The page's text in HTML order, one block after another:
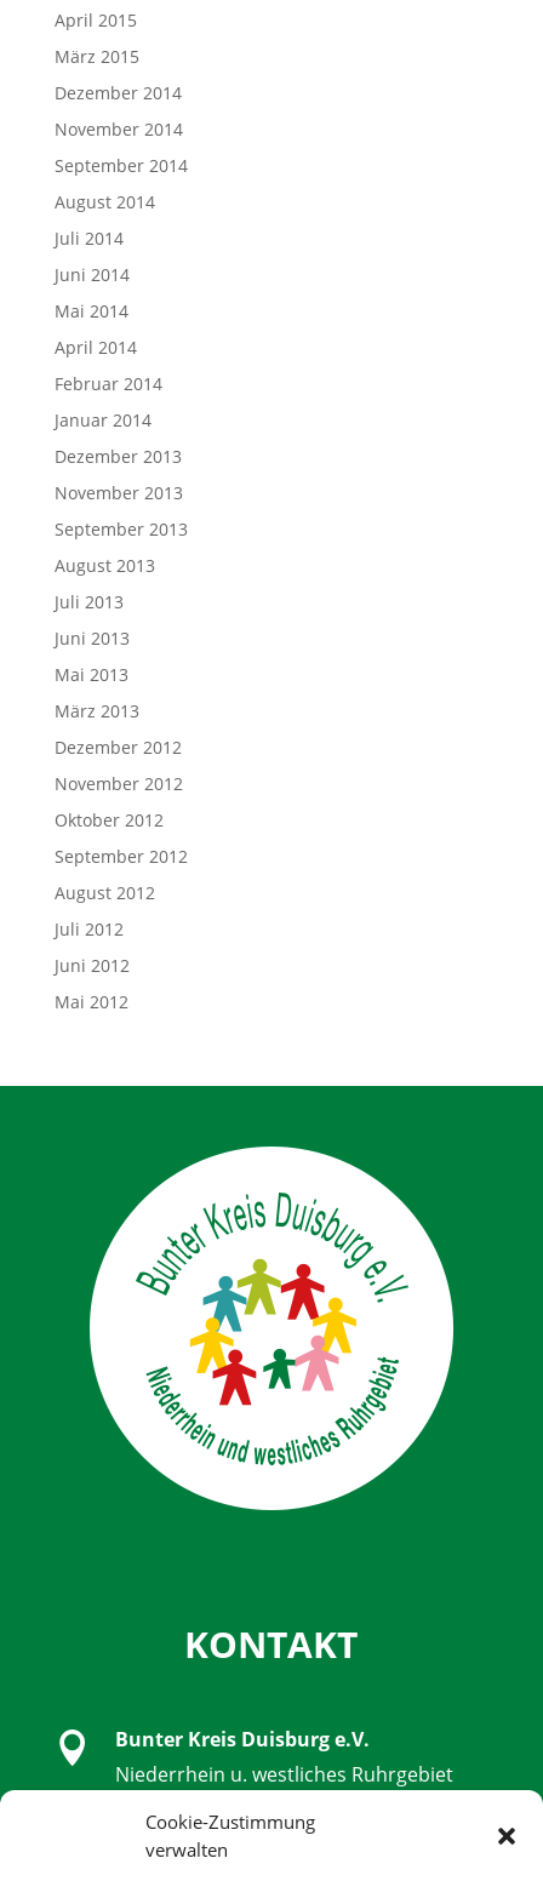
Cookie-Zustimmung
verwalten
April 2015
März 2015
Dezember 2014
November 2014
September 2014
August 2014
Juli 2014
Juni 2014
Mai 2014
April 2014
Februar 2014
Januar 2014
Dezember 2013
November 2013
September 2013
August 2013
Juli 2013
Juni 2013
Mai 2013
März 2013
Dezember 2012
November 2012
Oktober 2012
September 2012
August 2012
Juli 2012
Juni 2012
Mai 2012
KONTAKT

Bunter Kreis Duisburg e.V.
Niederrhein u. westliches Ruhrgebiet